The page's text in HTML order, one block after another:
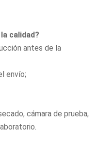
calidad?
antes de la
envío;
cámara de prueba,